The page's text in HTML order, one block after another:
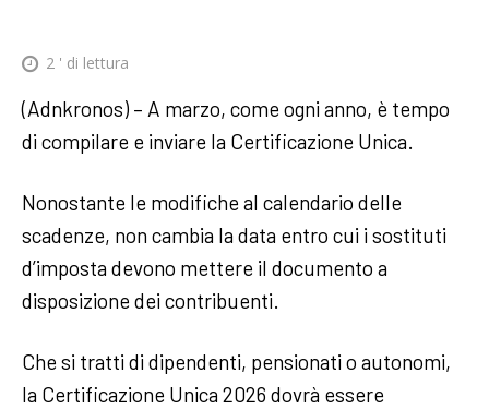
2 ' di lettura
(Adnkronos) – A marzo, come ogni anno, è tempo
di compilare e inviare la Certificazione Unica.
Nonostante le modifiche al calendario delle
scadenze, non cambia la data entro cui i sostituti
d’imposta devono mettere il documento a
disposizione dei contribuenti.
Che si tratti di dipendenti, pensionati o autonomi,
la Certificazione Unica 2026 dovrà essere